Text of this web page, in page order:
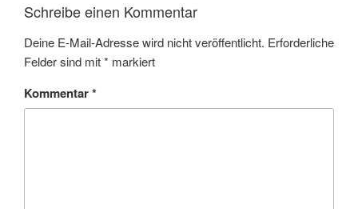
Schreibe einen Kommentar
Deine E-Mail-Adresse wird nicht veröffentlicht. Erforderliche
Felder sind mit* markiert
Kommentar*